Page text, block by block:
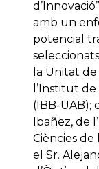
amb un
potencial
la Unitat
l’Institut
(IBB-UAB);
Ibañez, de
Ciències de
el Sr.